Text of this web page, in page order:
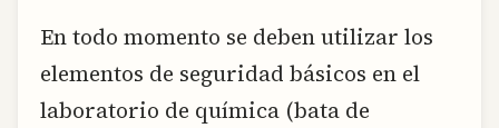
En todo momento se deben utilizar los
elementos de seguridad básicos en el
laboratorio de química (bata de